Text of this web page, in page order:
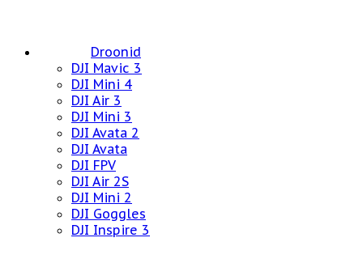
Droonid
DJI Mavic 3
DJI Mini 4
DJI Air 3
DJI Mini 3
DJI Avata 2
DJI Avata
DJI FPV
DJI Air 2S
DJI Mini 2
DJI Goggles
DJI Inspire 3